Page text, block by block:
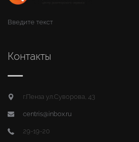
Введите текст
Контакты
г.Пенза ул.Суворова, 43
centris@inbox.ru
29-19-20